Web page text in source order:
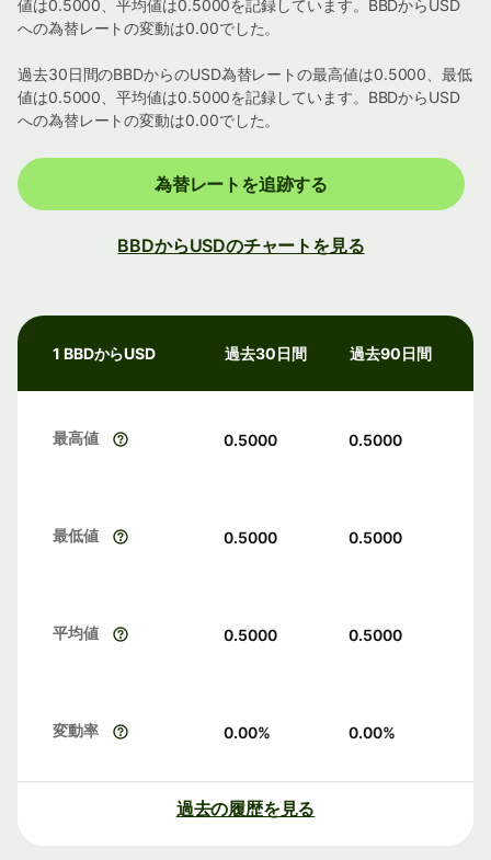
値は0.5000、平均値は0.5000を記録しています。BBDからUSD
への為替レートの変動は0.00でした。
過去30日間のBBDからのUSD為替レートの最高値は0.5000、最低
値は0.5000、平均値は0.5000を記録しています。BBDからUSD
への為替レートの変動は0.00でした。
為替レートを追跡する
BBDからUSDのチャートを見る
1 BBDからUSD 過去30日間 過去90日間
最高値 0.5000 0.5000
最低値 0.5000 0.5000
平均値 0.5000 0.5000
変動率 0.00% 0.00%
過去の履歴を見る